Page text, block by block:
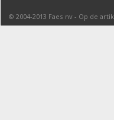
© 2004-2013 Faes nv - Op de